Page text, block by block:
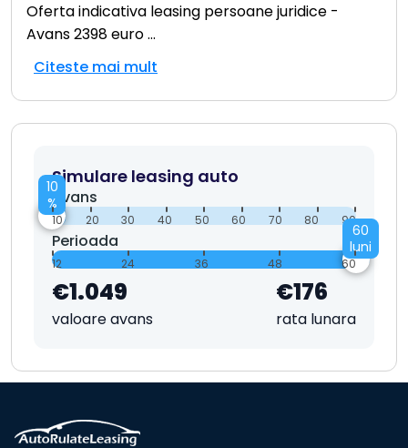
Oferta indicativa leasing persoane juridice -
Avans 2398 euro...
Citeste mai mult
Simulare leasing auto
Avans
10
%
10 20 30 40 50 60 70 80 90
Perioada
60
luni
12 24 36 48 60
€1.049
valoare avans
€176
rata lunara